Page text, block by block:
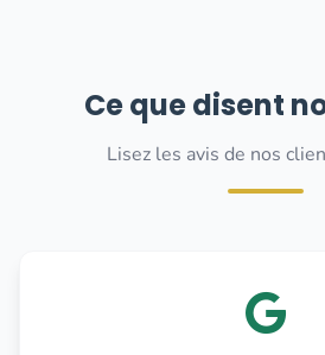
Ce que disent
Lisez les avis de nos